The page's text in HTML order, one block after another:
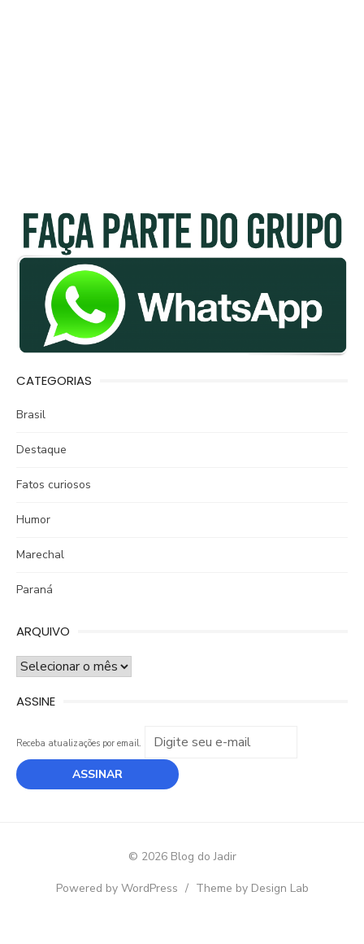
CATEGORIAS
Brasil
Destaque
Fatos curiosos
Humor
Marechal
Paraná
ARQUIVO
ARQUIVO
ASSINE
Receba atualizações por email.
© 2026 Blog do Jadir
Powered by WordPress / Theme by Design Lab